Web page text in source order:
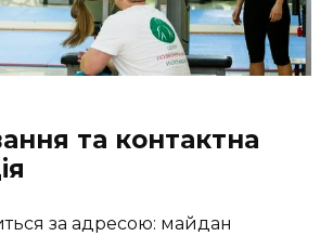
та контактна
за адресою: майдан